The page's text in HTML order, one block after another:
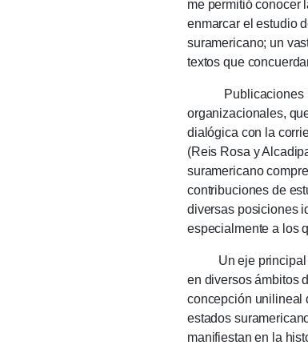
me permitió conocer
enmarcar el estudio
suramericano; un
textos que
Publicaciones
organizacionales,
dialógica con la
(Reis Rosa y
suramericano
contribuciones de
diversas posiciones
especialmente a los
Un eje
en diversos ámbitos
concepción unilineal
estados
manifiestan en la